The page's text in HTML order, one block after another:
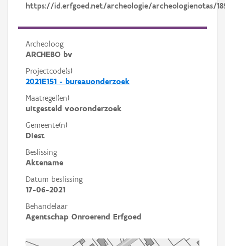
https://id.erfgoed.net/archeologie/archeologienotas/
Archeoloog
ARCHEBO bv
Projectcode(s)
2021E151 - bureauonderzoek
Maatregel(en)
uitgesteld vooronderzoek
Gemeente(n)
Diest
Beslissing
Aktename
Datum beslissing
17-06-2021
Behandelaar
Agentschap Onroerend Erfgoed